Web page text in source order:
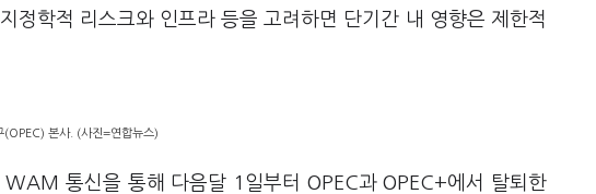
정학적 리스크와 인프라 등을 고려하면 단기간 내 영향은 제한적
(OPEC) 본사. (사진=연합뉴스)
통신을 통해 다음달 1일부터 OPEC과 OPEC+에서 탈퇴한